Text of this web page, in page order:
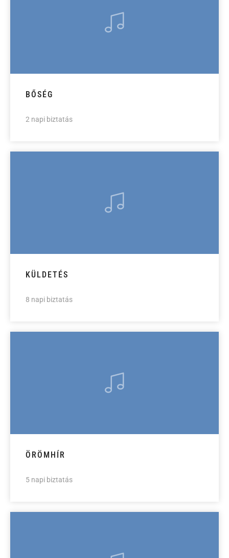
BŐSÉG
2 napi biztatás
KÜLDETÉS
8 napi biztatás
ÖRÖMHÍR
5 napi biztatás